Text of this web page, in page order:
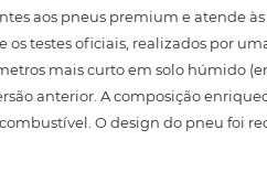
aos pneus premium e atende
os testes oficiais, realizados por
mais curto em solo húmido
anterior. A composição
O design do pneu foi